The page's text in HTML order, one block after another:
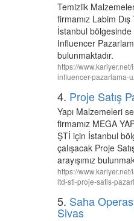
Temizlik
firmamız Labim
İstanbul bölgesinde
Influencer
bulunmaktadır.
https://
influencer-pazarlama-
4. Proje Satış
Yapı Malzemeleri
firmamız MEGA
ŞTİ için İstanbul
çalışacak Proje
arayışımız
https://
ltd-sti-proje-satis-
5. Saha
Sivas